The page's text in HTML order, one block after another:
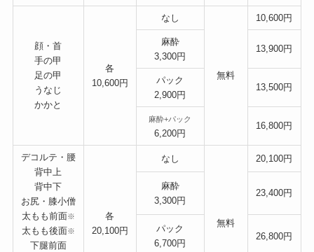
顔・首
手の甲
足の甲
うなじ
かかと
各
10,600円
なし
無料
10,600円
麻酔
3,300円
13,900円
パック
2,900円
13,500円
麻酔+パック
6,200円
16,800円
デコルテ・腰
背中上
背中下
お尻・膝小僧
太もも前面※
太もも後面※
下腿前面
各
20,100円
なし
無料
20,100円
麻酔
3,300円
23,400円
パック
6,700円
26,800円